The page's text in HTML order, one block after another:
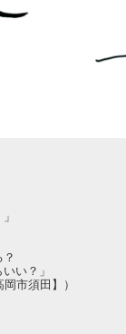
い？」
市須田】）